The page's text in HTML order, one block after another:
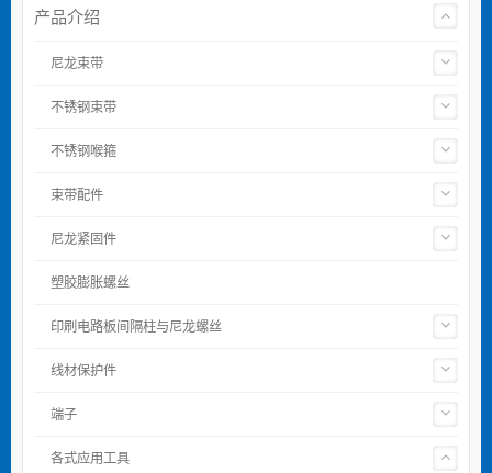
产品介绍
尼龙束带
不锈钢束带
不锈钢喉箍
束带配件
尼龙紧固件
塑胶膨胀螺丝
印刷电路板间隔柱与尼龙螺丝
线材保护件
端子
各式应用工具